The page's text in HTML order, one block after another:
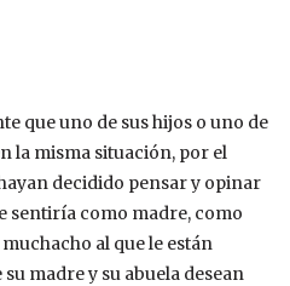
que uno de sus hijos o uno de
la misma situación, por el
decidido pensar y opinar
sentiría como madre, como
al que le están
madre y su abuela desean